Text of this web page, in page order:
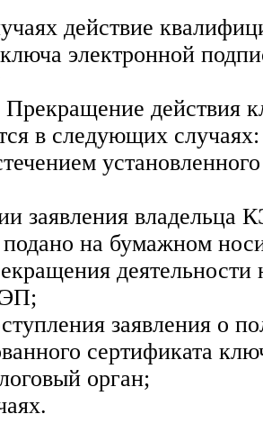
действие
электронной
действия
в следующих случаях:
заявления владельца
на бумажном
деятельности
заявления о
сертификата
орган;